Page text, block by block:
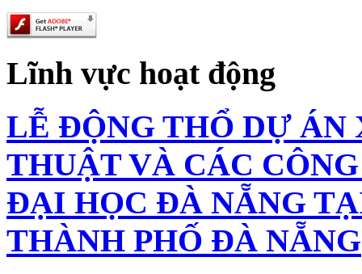
Lĩnh vực hoạt động
LỄ ĐỘNG THỔ DỰ ÁN
THUẬT VÀ CÁC
ĐẠI HỌC ĐÀ NẴNG
THÀNH PHỐ ĐÀ NẴNG